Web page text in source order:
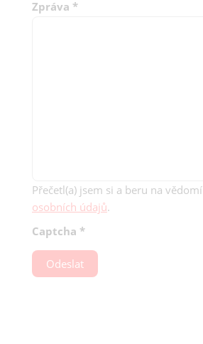
Zpráva *
Přečetl(a) jsem si a beru na vědomí
osobních údajů.
Captcha *
Odeslat